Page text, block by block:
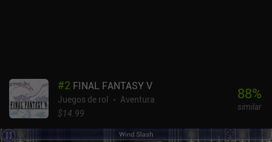
#2 FINAL FANTASY V
Juegos de rol
Aventura
$14.99
88%
similar